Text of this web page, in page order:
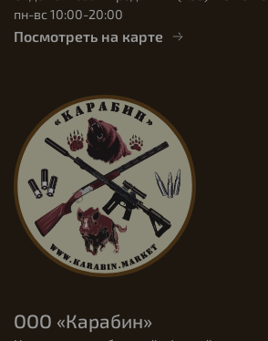
пн-вс 10:00-20:00
Посмотреть на карте
ООО «Карабин»